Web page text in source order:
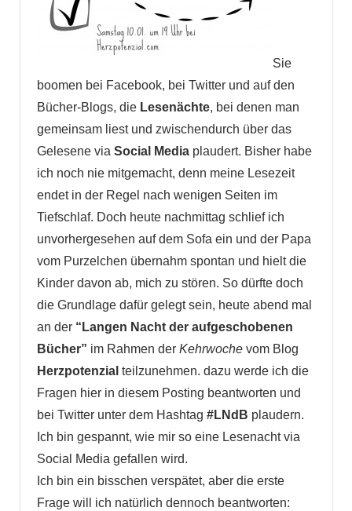
Sie
boomen bei Facebook, bei Twitter und auf den
Bücher-Blogs, die Lesenächte, bei denen man
gemeinsam liest und zwischendurch über das
Gelesene via Social Mediaplaudert. Bisher habe
ich noch nie mitgemacht, denn meine Lesezeit
endet in der Regel nach wenigen Seiten im
Tiefschlaf. Doch heute nachmittag schlief ich
unvorhergesehen auf dem Sofa ein und der Papa
vom Purzelchen übernahm spontan und hielt die
Kinder davon ab, mich zu stören. So dürfte doch
die Grundlage dafür gelegt sein, heute abend mal
an der “Langen Nacht der aufgeschobenen
Bücher” im Rahmen der Kehrwochevom Blog
Herzpotenzial teilzunehmen. dazu werde ich die
Fragen hier in diesem Posting beantworten und
bei Twitter unter dem Hashtag #LNdB plaudern.
Ich bin gespannt, wie mir so eine Lesenacht via
Social Media gefallen wird.
Ich bin ein bisschen verspätet, aber die erste
Frage will ich natürlich dennoch beantworten: